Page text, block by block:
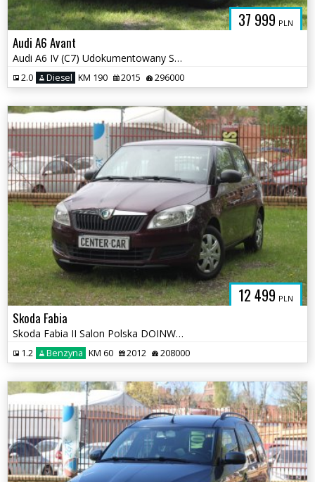
37 999 PLN
Audi A6 Avant
Audi A6 IV (C7) Udokumentowany Stan Licznika 2.0TDi 190KM Stan BDB WAR
2.0 Diesel KM 190 2015 296000
12 499 PLN
Skoda Fabia
Skoda Fabia II Salon Polska DOINWESTOWANY I-wszy własciciel Rej.2013r
1.2 Benzyna KM 60 2012 208000